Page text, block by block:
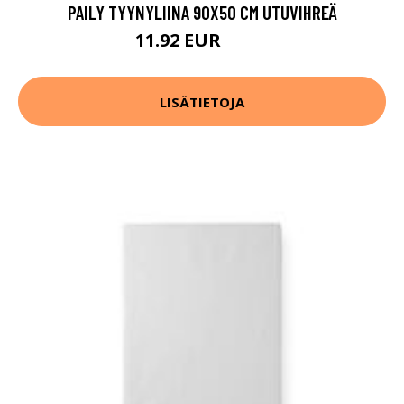
PAILY TYYNYLIINA 90X50 CM UTUVIHREÄ
11.92 EUR
LISÄTIETOJA